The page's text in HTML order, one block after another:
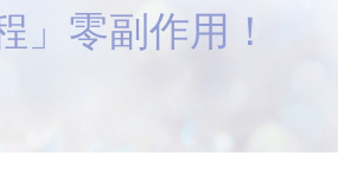
」零副作用！